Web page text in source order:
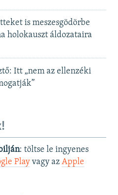
is meszesgödörbe
holokauszt áldozataira
Itt „nem az ellenzéki
: töltse le ingyenes
Playvagy az Apple